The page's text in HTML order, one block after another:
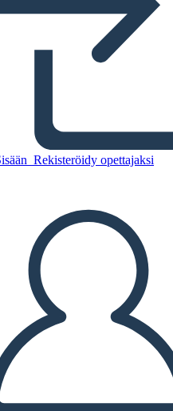
Rekisteröidy opettajaksi
הירח הוא
LUE MINULLE